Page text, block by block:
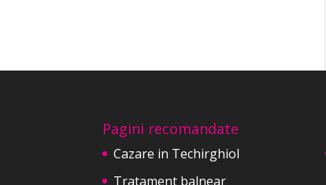
Pagini recomandate
Cazare in Techirghiol
Tratament balnear